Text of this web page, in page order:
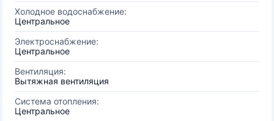
Холодное водоснабжение:
Центральное
Электроснабжение:
Центральное
Вентиляция:
Вытяжная вентиляция
Система отопления:
Центральное